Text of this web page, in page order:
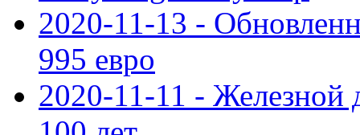
2020-11-13 -
995 евро
2020-11-11 - Железной